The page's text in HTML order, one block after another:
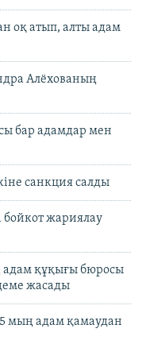
оқ атып, алты адам
Алёхованың
бар адамдар мен
санкция салды
бойкот жариялау
адам құқығы бюросы
жасады
мың адам қамаудан